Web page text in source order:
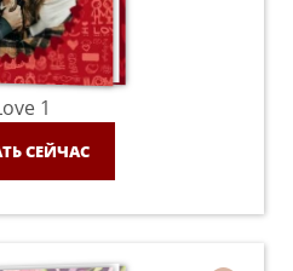
1
СЕЙЧАС